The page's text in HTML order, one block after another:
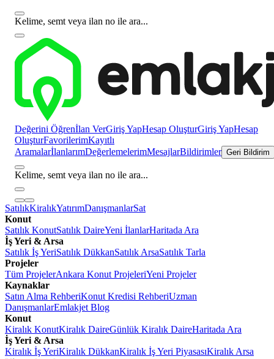
Kelime, semt veya ilan no ile ara...
Değerini Öğrenİlan VerGiriş YapHesap OluşturGiriş YapHesap
OluşturFavorilerimKayıtlı
AramalarİlanlarımDeğerlemelerimMesajlarBildirimler Geri Bildirim
Kelime, semt veya ilan no ile ara...
SatılıkKiralıkYatırımDanışmanlarSat
Konut
Satılık KonutSatılık DaireYeni İlanlarHaritada Ara
İş Yeri & Arsa
Satılık İş YeriSatılık DükkanSatılık ArsaSatılık Tarla
Projeler
Tüm ProjelerAnkara Konut ProjeleriYeni Projeler
Kaynaklar
Satın Alma RehberiKonut Kredisi RehberiUzman
DanışmanlarEmlakjet Blog
Konut
Kiralık KonutKiralık DaireGünlük Kiralık DaireHaritada Ara
İş Yeri & Arsa
Kiralık İş YeriKiralık DükkanKiralık İş Yeri PiyasasıKiralık Arsa